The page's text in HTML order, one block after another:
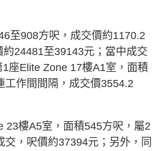
至908方呎，成交價約1170.2
24481至39143元；當中成交
座Elite Zone 17樓A1室，面積
工作間間隔，成交價3554.2
23樓A5室，面積545方呎，屬2
交，呎價約37394元；另外，同